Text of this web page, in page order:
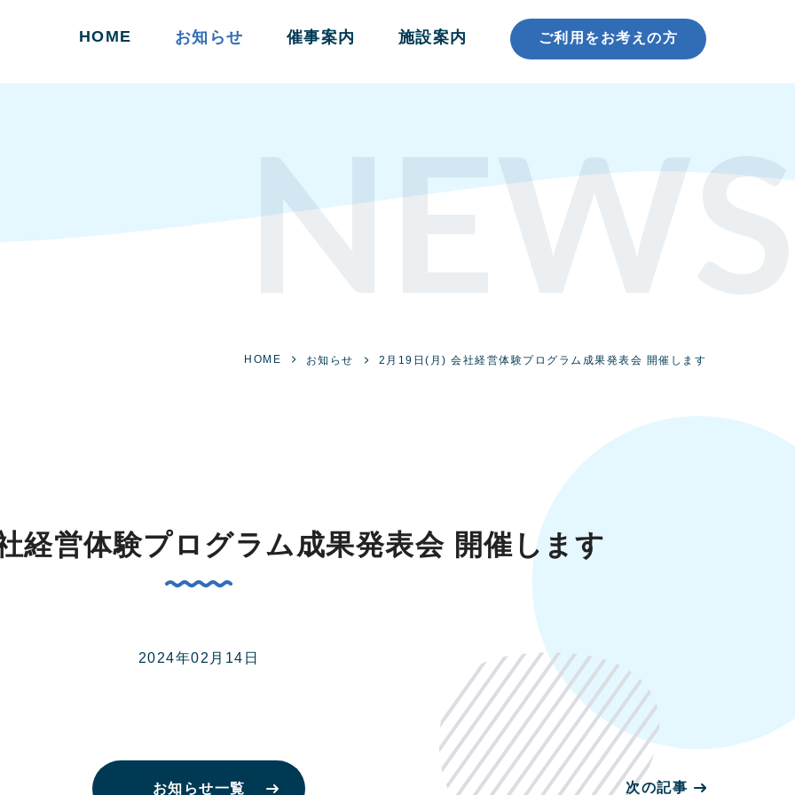
HOME お知らせ 催事案内 施設案内 ご利用をお考えの方
NEWS
HOME お知らせ 2月19日(月) 会社経営体験プログラム成果発表会 開催します
経営体験プログラム成果発表会 開催します
2024年02月14日
次の記事
お知らせ一覧